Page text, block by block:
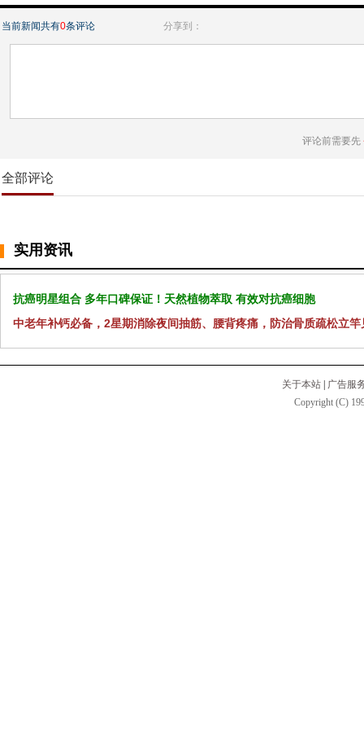
当前新闻共有0条评论 分享到：
评论前需要先
全部评论
实用资讯
抗癌明星组合 多年口碑保证！天然植物萃取 有效对抗癌细胞
中老年补钙必备，2星期消除夜间抽筋、腰背疼痛，防治骨质疏松立竿
关于本站 | 广告服
Copyright (C)